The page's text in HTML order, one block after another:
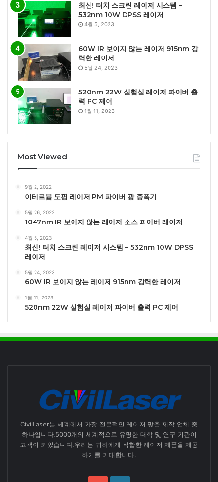
최신! 터치 스크린 레이저 시스템 –
532nm 10W DPSS 레이저
4월 5, 2023
60W IR 보이지 않는 레이저 915nm 강
력한 레이저
5월 24, 2023
520nm 22W 실험실 레이저 파이버 출
력 PC 제어
1월 11, 2023
Most Viewed
9월 2, 2022
이테르븀 도핑 레이저 PM 파이버 광 증폭기
5월 26, 2022
1047nm IR 보이지 않는 레이저 소스 파이버 레이저
4월 5, 2023
최신! 터치 스크린 레이저 시스템 – 532nm 10W DPSS
레이저
5월 24, 2023
60W IR 보이지 않는 레이저 915nm 강력한 레이저
1월 11, 2023
520nm 22W 실험실 레이저 파이버 출력 PC 제어
CivilLaser는 세계에서 가장 전문적인 레이저 맞춤 제작 업체 중
하나입니다.5000개의 세계적으로 유명한 대학 및 연구 기관이
고객이 되었습니다.우리는 귀하에게 적합한 레이저 제품을 제공
하기를 기대합니다.